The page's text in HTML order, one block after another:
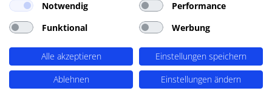
PERIMETRIK® hat eine besonders erfolgreiche SEO
Methode entwickelt, die alle wesentlichen Bereiche
abdeckt: Recherche und Konzeption, technische
Optimierung, redaktionellen Support und regelmäßiges
SEO Monitoring. Unsere SEO-Leistungen umfassen u.A.:
Notwendig
Performance
Funktional
Werbung
Alle akzeptieren
Einstellungen speichern
Ablehnen
Einstellungen ändern